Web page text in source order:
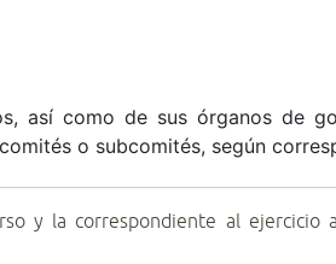
así como de sus órganos de
o subcomités, según
y la correspondiente al ejercicio